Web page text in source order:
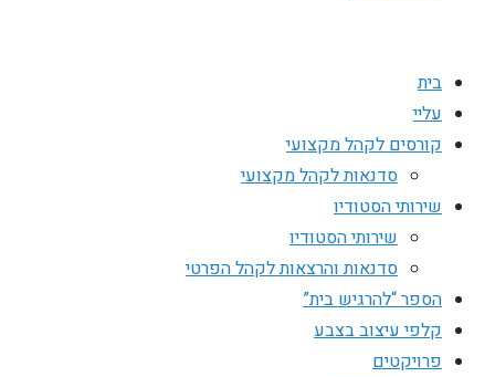
בית
עליי
קורסים לקהל מקצועי
סדנאות לקהל מקצועי
שירותי הסטודיו
שירותי הסטודיו
סדנאות והרצאות לקהל הפרטי
הספר “להרגיש בית”
קלפי עיצוב בצבע
פרויקטים